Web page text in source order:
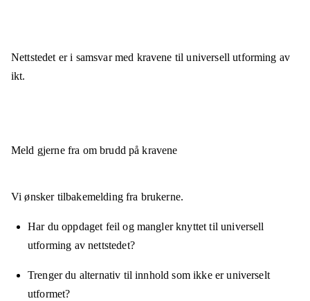
Nettstedet eri samsvarmed kravene til universell utforming av
ikt.
Meld gjerne fra om brudd på kravene
Vi ønsker tilbakemelding fra brukerne.
Har du oppdaget feil og mangler knyttet til universell
utforming av nettstedet?
Trenger du alternativ til innhold som ikke er universelt
utformet?